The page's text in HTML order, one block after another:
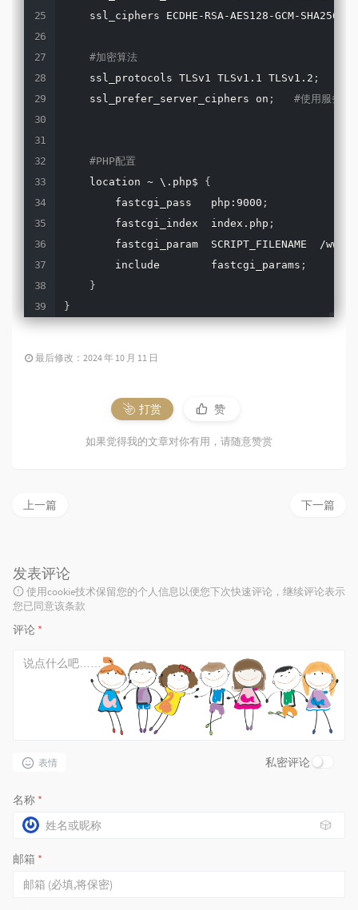
ssl_ciphers ECDHE-RSA-AES128-GCM-
#加密算法
    ssl_protocols TLSv1 TLSv1.1 TLSv1.2
;
    ssl_prefer_server_ciphers on
; #使用服务器
#PHP配置
    location ~ \.php$
{
        fastcgi_pass   php:9000
;
        fastcgi_index  index.php
;
fastcgi_param  SCRIPT_FILENAME  /www/
        include        fastcgi_params
;
}
}
最后修改：2024 年 10 月 11 日
打赏 赞
如果觉得我的文章对你有用，请随意赞赏
下一篇
上一篇
发表评论
使用cookie技术保留您的个人信息以便您下次快速评论，继续评论表示
您已同意该条款
评论 *
表情 私密评论
名称 *
🎲
邮箱 *